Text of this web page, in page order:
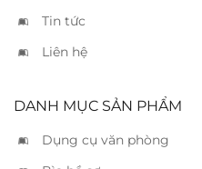
Tin tức
Liên hệ
DANH MỤC SẢN PHẨM
Dụng cụ văn phòng